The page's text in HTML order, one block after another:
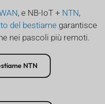
, e NB-IoT + NTN,
del bestiame garantisce
nei pascoli più remoti.
NTN